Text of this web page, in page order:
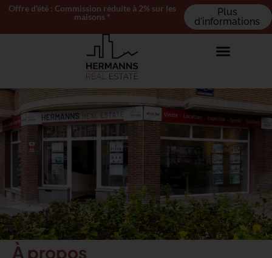
Offre d'été : Commission réduite à 2% sur les
maisons *
Plus
d'informations
À propos